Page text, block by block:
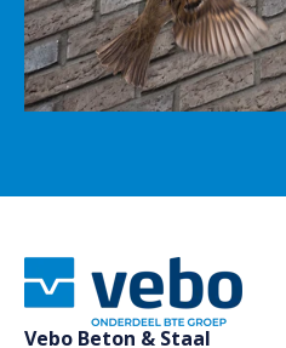
Vebo Beton & Staal